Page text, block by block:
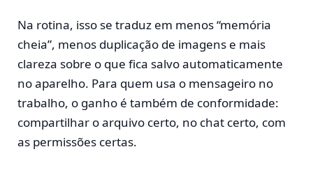
Na rotina, isso se traduz em menos “memória
cheia”, menos duplicação de imagens e mais
clareza sobre o que fica salvo automaticamente
no aparelho. Para quem usa o mensageiro no
trabalho, o ganho é também de conformidade:
compartilhar o arquivo certo, no chat certo, com
as permissões certas.